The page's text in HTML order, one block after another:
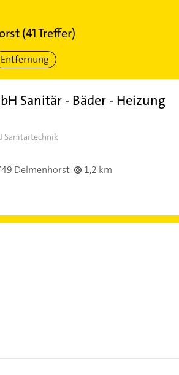
(41Treffer)
Entfernung
Sanitär - Bäder - Heizung
Sanitärtechnik
Delmenhorst
1,2 km